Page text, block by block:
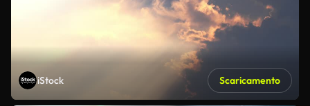
iStock Scaricamento